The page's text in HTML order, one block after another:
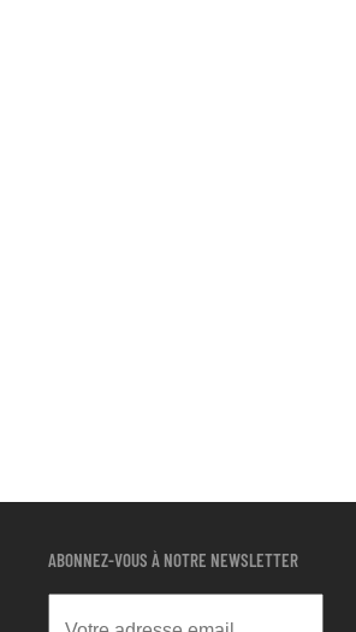
ABONNEZ-VOUS À NOTRE NEWSLETTER